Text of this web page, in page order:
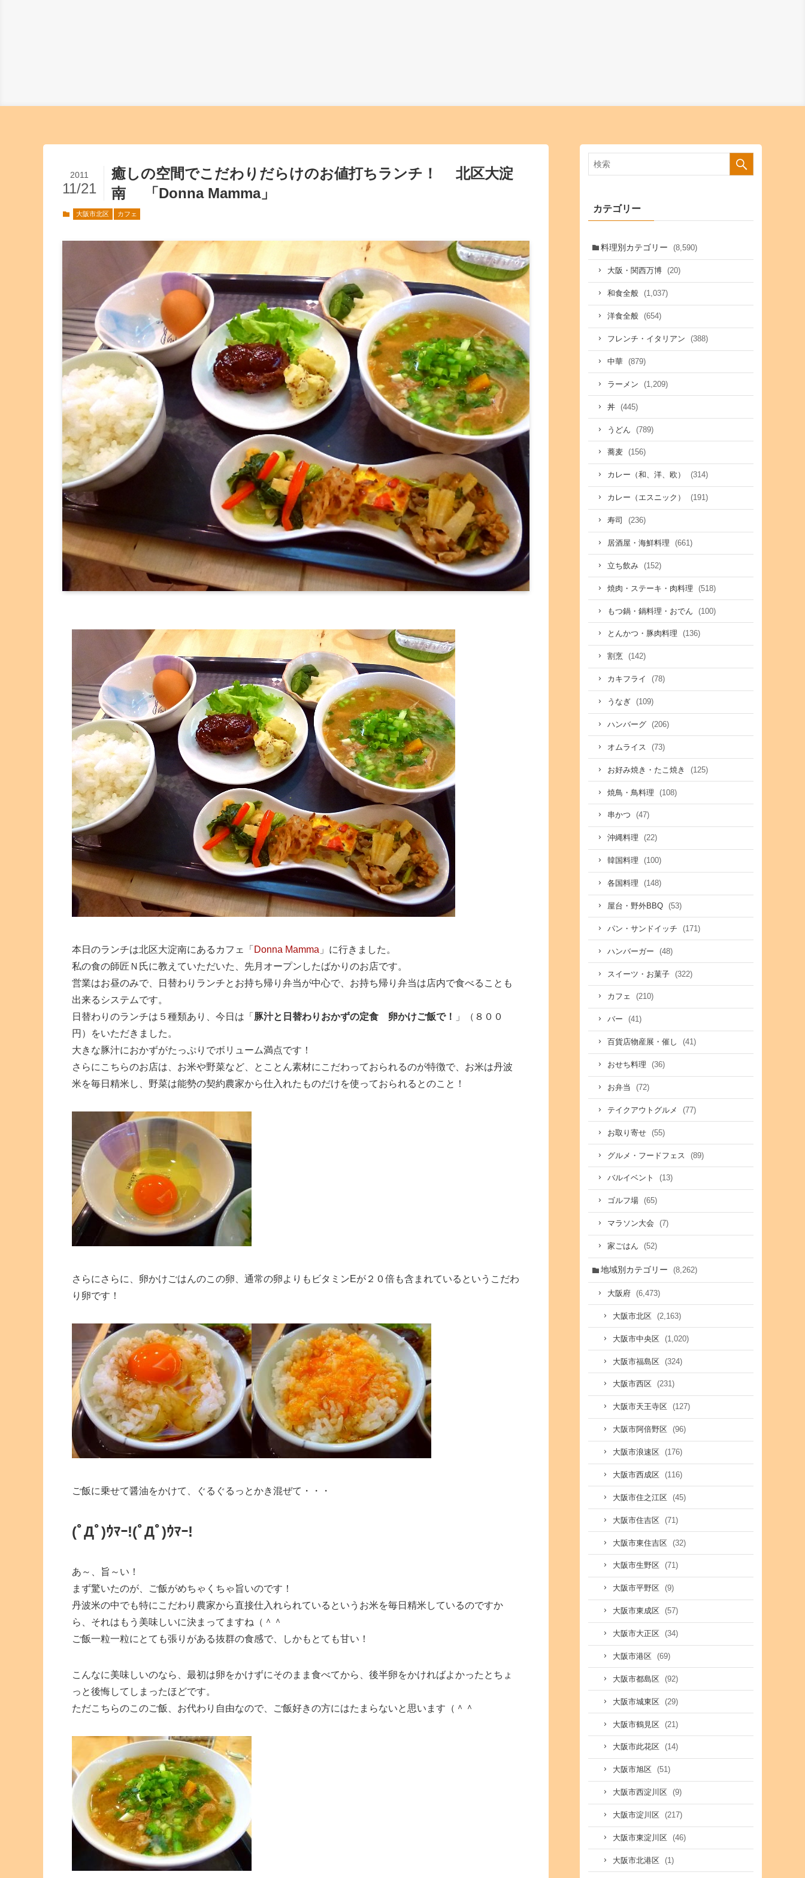
癒しの空間でこだわりだらけのお値打ちランチ！ 北区大淀
南 「Donna Mamma」
2011
11/21
大阪市北区 カフェ
本日のランチは北区大淀南にあるカフェ「 Donna Mamma 」に行きました。
私の食の師匠Ｎ氏に教えていただいた、先月オープンしたばかりのお店です。
営業はお昼のみで、日替わりランチとお持ち帰り弁当が中心で、お持ち帰り弁当は店内で食べることも
出来るシステムです。
日替わりのランチは５種類あり、今日は「 豚汁と日替わりおかずの定食 卵かけご飯で！
」（８００
円）をいただきました。
大きな豚汁におかずがたっぷりでボリューム満点です！
さらにこちらのお店は、お米や野菜など、とことん素材にこだわっておられるのが特徴で、お米は丹波
米を毎日精米し、野菜は能勢の契約農家から仕入れたものだけを使っておられるとのこと！
さらにさらに、卵かけごはんのこの卵、通常の卵よりもビタミンEが２０倍も含まれているというこだわ
り卵です！
ご飯に乗せて醤油をかけて、ぐるぐるっとかき混ぜて・・・
(ﾟДﾟ)ｳﾏｰ!(ﾟДﾟ)ｳﾏｰ!
あ～、旨～い！
まず驚いたのが、ご飯がめちゃくちゃ旨いのです！
丹波米の中でも特にこだわり農家から直接仕入れられているというお米を毎日精米しているのですか
ら、それはもう美味しいに決まってますね（＾＾
ご飯一粒一粒にとても張りがある抜群の食感で、しかもとても甘い！
こんなに美味しいのなら、最初は卵をかけずにそのまま食べてから、後半卵をかければよかったとちょ
っと後悔してしまったほどです。
ただこちらのこのご飯、お代わり自由なので、ご飯好きの方にはたまらないと思います（＾＾
カテゴリー
料理別カテゴリー (8,590)
大阪・関西万博 (20)
和食全般 (1,037)
洋食全般 (654)
フレンチ・イタリアン (388)
中華 (879)
ラーメン (1,209)
丼 (445)
うどん (789)
蕎麦 (156)
カレー（和、洋、欧） (314)
カレー（エスニック） (191)
寿司 (236)
居酒屋・海鮮料理 (661)
立ち飲み (152)
焼肉・ステーキ・肉料理 (518)
もつ鍋・鍋料理・おでん (100)
とんかつ・豚肉料理 (136)
割烹 (142)
カキフライ (78)
うなぎ (109)
ハンバーグ (206)
オムライス (73)
お好み焼き・たこ焼き (125)
焼鳥・鳥料理 (108)
串かつ (47)
沖縄料理 (22)
韓国料理 (100)
各国料理 (148)
屋台・野外BBQ (53)
パン・サンドイッチ (171)
ハンバーガー (48)
スイーツ・お菓子 (322)
カフェ (210)
バー (41)
百貨店物産展・催し (41)
おせち料理 (36)
お弁当 (72)
テイクアウトグルメ (77)
お取り寄せ (55)
グルメ・フードフェス (89)
バルイベント (13)
ゴルフ場 (65)
マラソン大会 (7)
家ごはん (52)
地域別カテゴリー (8,262)
大阪府 (6,473)
大阪市北区 (2,163)
大阪市中央区 (1,020)
大阪市福島区 (324)
大阪市西区 (231)
大阪市天王寺区 (127)
大阪市阿倍野区 (96)
大阪市浪速区 (176)
大阪市西成区 (116)
大阪市住之江区 (45)
大阪市住吉区 (71)
大阪市東住吉区 (32)
大阪市生野区 (71)
大阪市平野区 (9)
大阪市東成区 (57)
大阪市大正区 (34)
大阪市港区 (69)
大阪市都島区 (92)
大阪市城東区 (29)
大阪市鶴見区 (21)
大阪市此花区 (14)
大阪市旭区 (51)
大阪市西淀川区 (9)
大阪市淀川区 (217)
大阪市東淀川区 (46)
大阪市北港区 (1)